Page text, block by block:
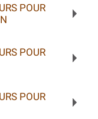
POUR
POUR
POUR